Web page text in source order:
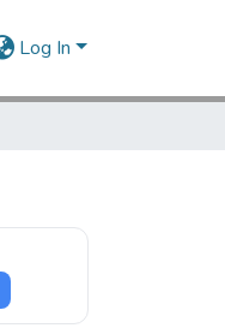
Log In